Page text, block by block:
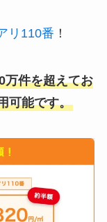
リ110番 ！
万件を超えてお
可能です。